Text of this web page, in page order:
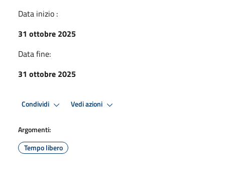
Data inizio :
31 ottobre 2025
Data fine:
31 ottobre 2025
Condividi Vedi azioni
Argomenti:
Tempo libero